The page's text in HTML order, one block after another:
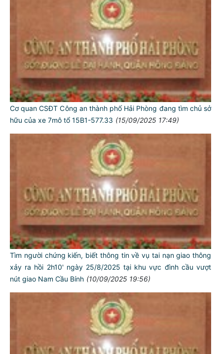
Cơ quan CSĐT Công an thành phố Hải Phòng đang tìm chủ sở
hữu của xe 7mô tổ 15B1-577.33 (15/09/2025 17:49)
Tìm người chứng kiến, biết thông tin về vụ tai nạn giao thông
xảy ra hồi 2h10' ngày 25/8/2025 tại khu vực đình cầu vượt
nút giao Nam Cầu Bính (10/09/2025 19:56)